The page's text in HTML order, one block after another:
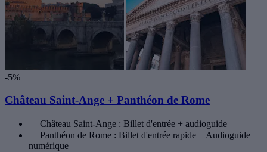
-5%
Château Saint-Ange + Panthéon de Rome
Château Saint-Ange : Billet d'entrée + audioguide
Panthéon de Rome : Billet d'entrée rapide + Audioguide
numérique